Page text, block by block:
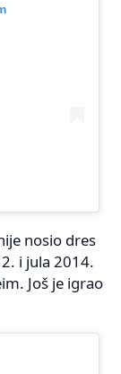
nosio dres
i jula 2014.
Još je igrao